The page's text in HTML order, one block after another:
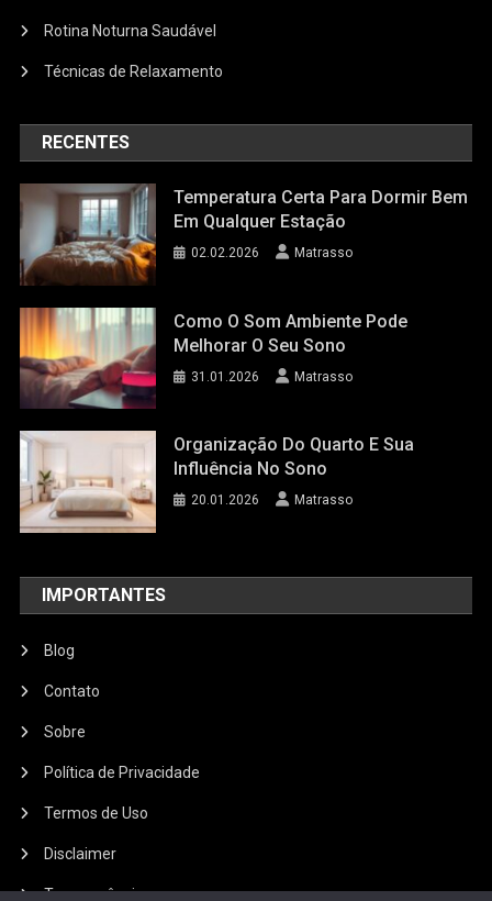
Rotina Noturna Saudável
Técnicas de Relaxamento
RECENTES
Temperatura Certa Para Dormir Bem
Em Qualquer Estação
02.02.2026 Matrasso
Como O Som Ambiente Pode
Melhorar O Seu Sono
31.01.2026 Matrasso
Organização Do Quarto E Sua
Influência No Sono
20.01.2026 Matrasso
IMPORTANTES
Blog
Contato
Sobre
Política de Privacidade
Termos de Uso
Disclaimer
Transparência